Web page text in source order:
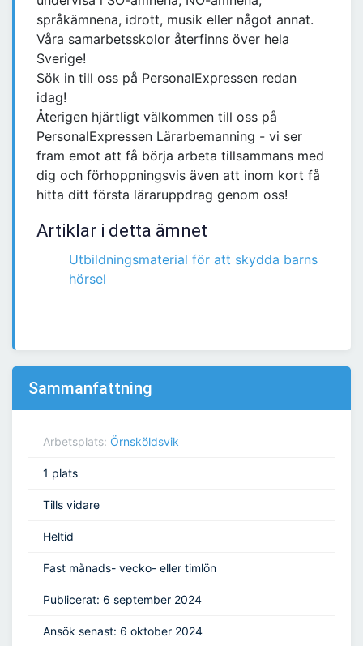
språkämnena, idrott, musik eller något annat.
Våra samarbetsskolor återfinns över hela
Sverige!
Sök in till oss på PersonalExpressen redan
idag!
Återigen hjärtligt välkommen till oss på
PersonalExpressen Lärarbemanning - vi ser
fram emot att få börja arbeta tillsammans med
dig och förhoppningsvis även att inom kort få
hitta ditt första läraruppdrag genom oss!
Artiklar i detta ämnet
Utbildningsmaterial för att skydda barns
hörsel
Sammanfattning
Arbetsplats: Örnsköldsvik
1 plats
Tills vidare
Heltid
Fast månads- vecko- eller timlön
Publicerat: 6 september 2024
Ansök senast: 6 oktober 2024